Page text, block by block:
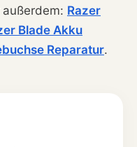
Razer
Blade Akku
Reparatur.